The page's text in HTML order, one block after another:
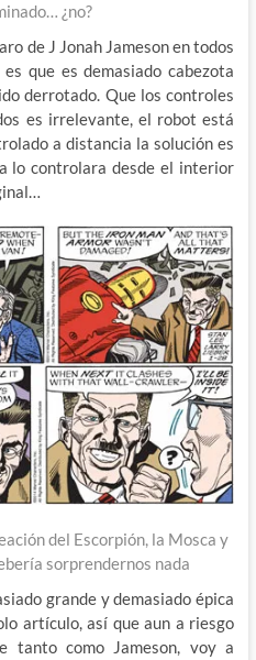
¿no?
de J Jonah Jameson en todos
que es demasiado cabezota
derrotado. Que los controles
es irrelevante, el robot está
a distancia la solución es
lo controlara desde el interior
del Escorpión, la Mosca y
sorprendernos nada
grande y demasiado épica
artículo, así que aun a riesgo
tanto como Jameson, voy a